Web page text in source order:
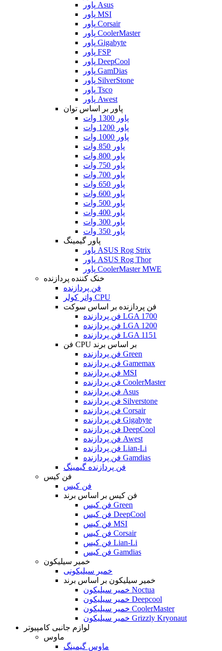
پاور Asus
پاور MSI
پاور Corsair
پاور CoolerMaster
پاور Gigabyte
پاور FSP
پاور DeepCool
پاور GamDias
پاور SilverStone
پاور Tsco
پاور Awest
پاور بر اساس توان
پاور 1300 وات
پاور 1200 وات
پاور 1000 وات
پاور 850 وات
پاور 800 وات
پاور 750 وات
پاور 700 وات
پاور 650 وات
پاور 600 وات
پاور 500 وات
پاور 400 وات
پاور 300 وات
پاور 350 وات
پاور گیمینگ
پاور ASUS Rog Strix
پاور ASUS Rog Thor
پاور CoolerMaster MWE
خنک کننده پردازنده
فن پردازنده
واتر کولر CPU
فن پردازنده بر اساس سوکت
فن پردازنده LGA 1700
فن پردازنده LGA 1200
فن پردازنده LGA 1151
فن CPU بر اساس برند
فن پردازنده Green
فن پردازنده Gamemax
فن پردازنده MSI
فن پردازنده CoolerMaster
فن پردازنده Asus
فن پردازنده Silverstone
فن پردازنده Corsair
فن پردازنده Gigabyte
فن پردازنده DeepCool
فن پردازنده Awest
فن پردازنده Lian-Li
فن پردازنده Gamdias
فن پردازنده گیمینگ
فن کیس
فن کیس
فن کیس بر اساس برند
فن کیس Green
فن کیس DeepCool
فن کیس MSI
فن کیس Corsair
فن کیس Lian-Li
فن کیس Gamdias
خمیر سیلیکون
خمیر سیلیکونی
خمیر سیلیکون بر اساس برند
خمیر سیلیکون Noctua
خمیر سیلیکون Deepcool
خمیر سیلیکون CoolerMaster
خمیر سیلیکون Grizzly Kryonaut
لوازم جانبی کامپیوتر
ماوس
ماوس گیمینگ